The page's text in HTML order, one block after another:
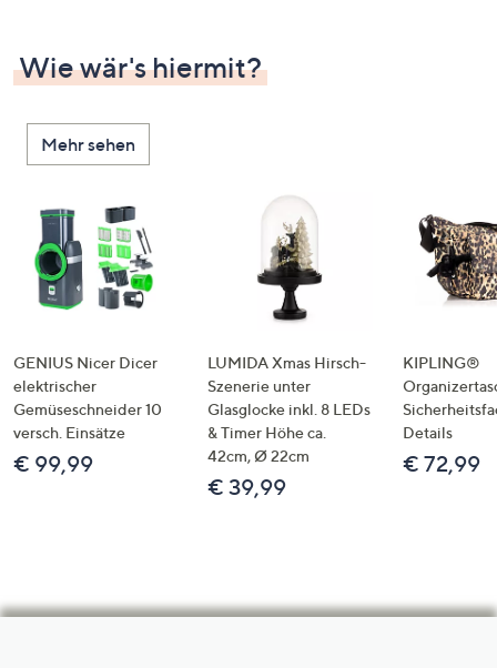
Wie wär's hiermit?
Mehr sehen
GENIUS Nicer Dicer
elektrischer
Gemüseschneider 10
versch. Einsätze
€ 99,99
LUMIDA Xmas Hirsch-
Szenerie unter
Glasglocke inkl. 8 LEDs
& Timer Höhe ca.
42cm, Ø 22cm
€ 39,99
KIPLING®
Details
€ 72,99